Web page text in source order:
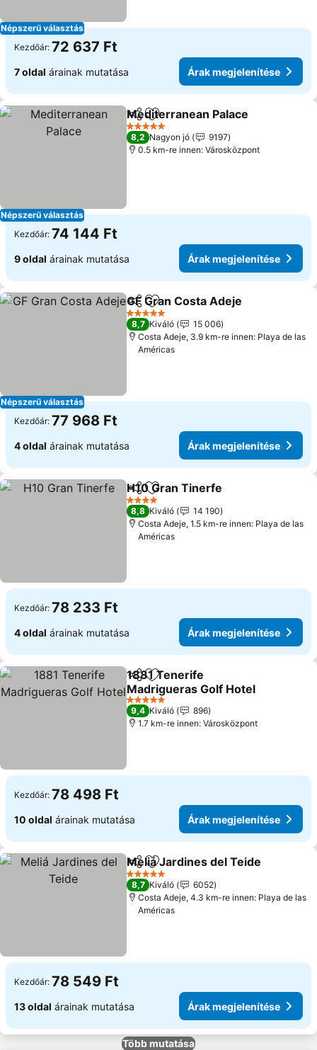
Népszerű választás
Kezdőár: 72 637 Ft
7 oldal árainak mutatása Árak megjelenítése
Népszerű választás
Megosztás
Hozzáadás a kedvencekhez
Mediterranean Palace
5 Kategória
8,2 Nagyon jó
9197
0.5 km-re innen: Városközpont
Kezdőár: 74 144 Ft
9 oldal árainak mutatása Árak megjelenítése
Népszerű választás
Megosztás
Hozzáadás a kedvencekhez
GF Gran Costa Adeje
5 Kategória
8,7 Kiváló
15 006
Costa Adeje, 3.9 km-re innen: Playa de las
Américas
Kezdőár: 77 968 Ft
4 oldal árainak mutatása Árak megjelenítése
MegosztásHozzáadás a kedvencekhez
H10 Gran Tinerfe
4 Kategória
8,8 Kiváló
14 190
Costa Adeje, 1.5 km-re innen: Playa de las
Américas
Kezdőár: 78 233 Ft
4 oldal árainak mutatása Árak megjelenítése
Megosztás
Hozzáadás a kedvencekhez
1881 Tenerife
Madrigueras Golf Hotel
5 Kategória
9,4 Kiváló
896
1.7 km-re innen: Városközpont
Kezdőár: 78 498 Ft
10 oldal árainak mutatása Árak megjelenítése
Megosztás
Hozzáadás a kedvencekhez
Meliá Jardines del Teide
5 Kategória
8,7 Kiváló
6052
Costa Adeje, 4.3 km-re innen: Playa de las
Américas
Kezdőár: 78 549 Ft
13 oldal árainak mutatása Árak megjelenítése
Több mutatása